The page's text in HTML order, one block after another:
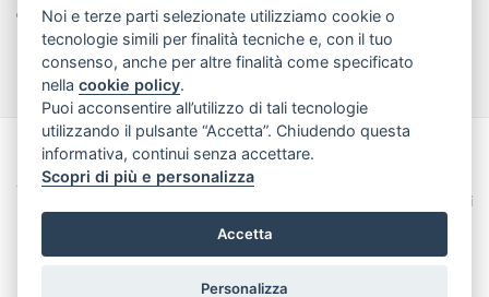
Cuori
Funebre
Made with byInfoser.it- Realizzazione Siti ecommerce per Fioristi
2026
Termini e Condizioni
Noi e terze parti selezionate utilizziamo cookie o
tecnologie simili per finalità tecniche e, con il tuo
consenso, anche per altre finalità come specificato
nellacookie policy.
Puoi acconsentire all’utilizzo di tali tecnologie
utilizzando il pulsante “Accetta”. Chiudendo questa
informativa, continui senza accettare.
Scopri di più e personalizza
Accetta
Personalizza